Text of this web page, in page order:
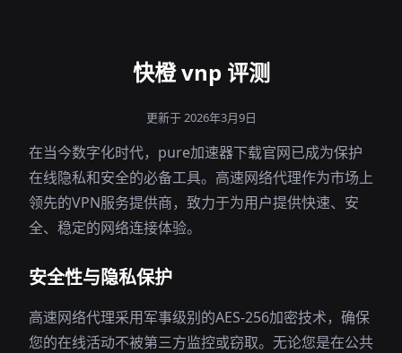
快橙 vnp 评测
更新于 2026年3月9日
在当今数字化时代，pure加速器下载官网已成为保护
在线隐私和安全的必备工具。高速网络代理作为市场上
领先的VPN服务提供商，致力于为用户提供快速、安
全、稳定的网络连接体验。
安全性与隐私保护
高速网络代理采用军事级别的AES-256加密技术，确保
您的在线活动不被第三方监控或窃取。无论您是在公共